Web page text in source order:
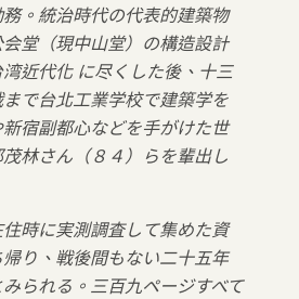
。統治時代の代表的建築物
堂（現中山堂）の構造設計
近代化 に尽くした後、十三
で台北工業学校で建築学を
宿副都心などを手がけた世
林さん（８４）らを輩出し
時に実測調査して集めた資
り、戦後間もない二十五年
られる。三百九ページすべて